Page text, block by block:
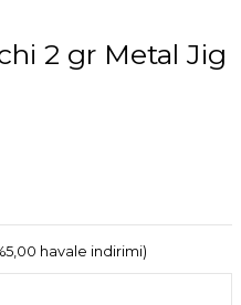
2 gr Metal Jig
havale indirimi)